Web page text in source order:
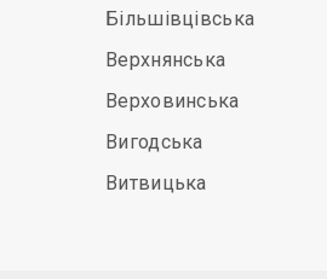
Більшівцівська
Верхнянська
Верховинська
Вигодська
Витвицька